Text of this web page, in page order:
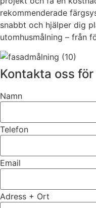
rekommenderade
snabbt och hjälper dig
utomhusmålning – från
Kontakta oss
Namn
Telefon
Email
Adress + Ort